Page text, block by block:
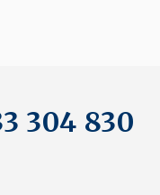
304 830